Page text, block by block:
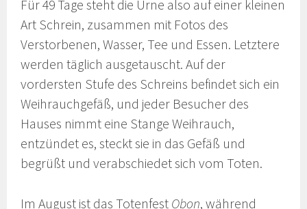
Für 49 Tage steht die Urne also auf einer kleinen
Art Schrein, zusammen mit Fotos des
Verstorbenen, Wasser, Tee und Essen. Letztere
werden täglich ausgetauscht. Auf der
vordersten Stufe des Schreins befindet sich ein
Weihrauchgefäß, und jeder Besucher des
Hauses nimmt eine Stange Weihrauch,
entzündet es, steckt sie in das Gefäß und
begrüßt und verabschiedet sich vom Toten.
Im August ist das Totenfest Obon, während